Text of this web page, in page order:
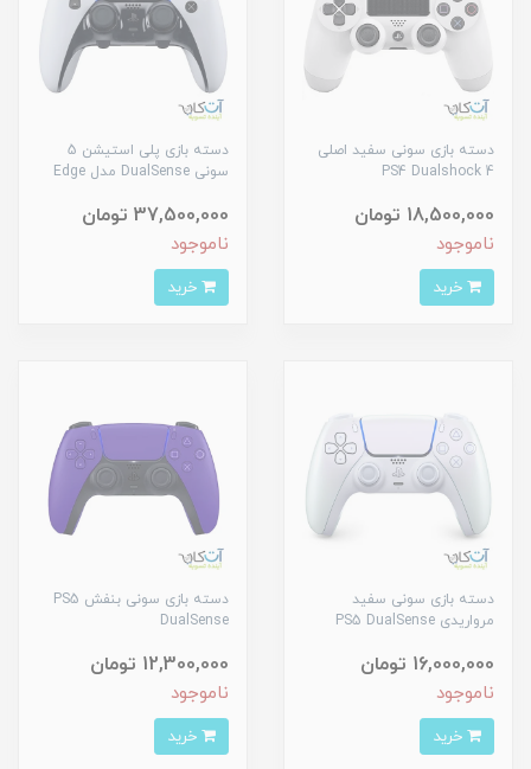
دسته بازی سونی سفید اصلی
PS4 Dualshock 4
18,500,000 تومان
ناموجود
دسته بازی پلی استیشن 5
سونی DualSense مدل Edge
37,500,000 تومان
ناموجود
دسته بازی سونی سفید
مرواریدی PS5 DualSense
16,000,000 تومان
ناموجود
دسته بازی سونی بنفش PS5
DualSense
12,300,000 تومان
ناموجود